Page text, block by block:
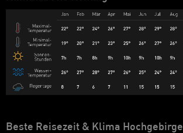
Beste Reisezeit & Klima Hochgebirge